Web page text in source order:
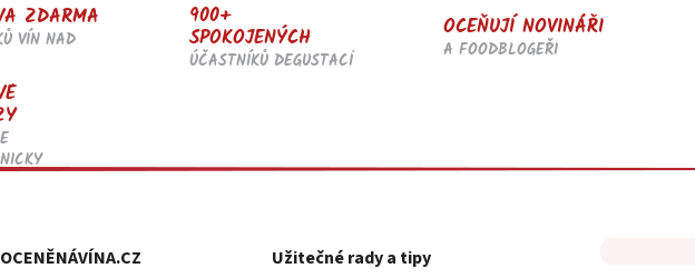
p
r
v
p
ZDARMA
VÍN NAD
900+
SPOKOJENÝCH
ÚČASTNÍKŮ DEGUSTACÍ
OCEŇUJÍ NOVINÁŘI
A FOODBLOGEŘI
Užitečné rady a tipy